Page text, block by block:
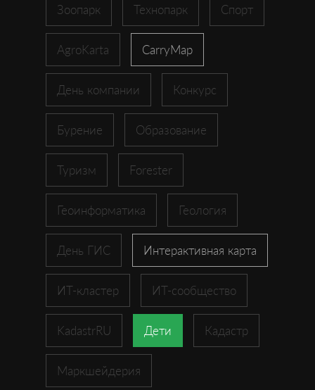
Зоопарк Технопарк Спорт
AgroKarta CarryMap
День компании Конкурс
Бурение Образование
Туризм Forester
Геоинформатика Геология
День ГИС Интерактивная карта
ИТ-кластер ИТ-сообщество
KadastrRU Дети Кадастр
Маркшейдерия